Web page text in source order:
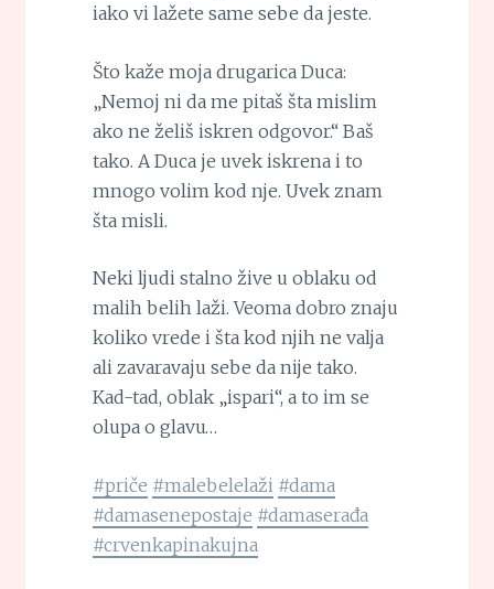
iako vi lažete same sebe da jeste.
Što kaže moja drugarica Duca:
„Nemoj ni da me pitaš šta mislim
ako ne želiš iskren odgovor.“ Baš
tako. A Duca je uvek iskrena i to
mnogo volim kod nje. Uvek znam
šta misli.
Neki ljudi stalno žive u oblaku od
malih belih laži. Veoma dobro znaju
koliko vrede i šta kod njih ne valja
ali zavaravaju sebe da nije tako.
Kad-tad, oblak „ispari“, a to im se
olupa o glavu…
#priče #malebelelaži #dama
#damasenepostaje #damaserađa
#crvenkapinakujna